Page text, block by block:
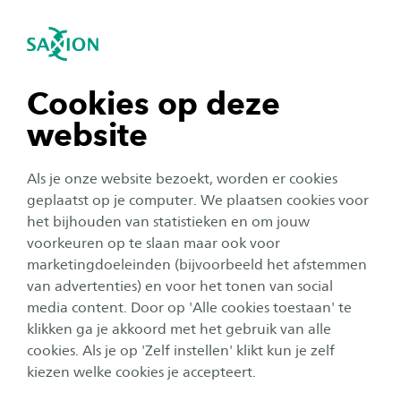
Cookies op deze
website
Als je onze website bezoekt, worden er cookies
geplaatst op je computer. We plaatsen cookies voor
het bijhouden van statistieken en om jouw
voorkeuren op te slaan maar ook voor
marketingdoeleinden (bijvoorbeeld het afstemmen
van advertenties) en voor het tonen van social
media content. Door op 'Alle cookies toestaan' te
klikken ga je akkoord met het gebruik van alle
cookies. Als je op 'Zelf instellen' klikt kun je zelf
kiezen welke cookies je accepteert.
Navigatie openen
tonen
tonen
tonen
tonen
sluiten
Ruimtelijke Ordening en Planologie
Subnavigatie tonen
Slim omgaan met ruimte voor
een betere leefomgeving bij
Ruimtelijke Ordening en
Planologie!